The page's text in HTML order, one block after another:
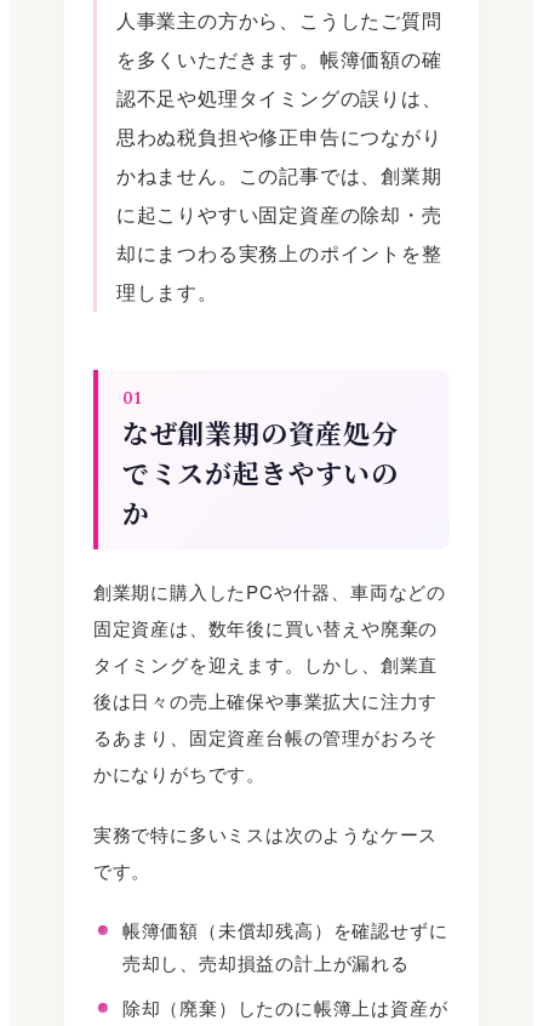
人事業主の方から、こうしたご質問
を多くいただきます。帳簿価額の確
認不足や処理タイミングの誤りは、
思わぬ税負担や修正申告につながり
かねません。この記事では、創業期
に起こりやすい固定資産の除却・売
却にまつわる実務上のポイントを整
理します。
01
なぜ創業期の資産処分
でミスが起きやすいの
か
創業期に購入したPCや什器、車両などの
固定資産は、数年後に買い替えや廃棄の
タイミングを迎えます。しかし、創業直
後は日々の売上確保や事業拡大に注力す
るあまり、固定資産台帳の管理がおろそ
かになりがちです。
実務で特に多いミスは次のようなケース
です。
帳簿価額（未償却残高）を確認せずに
売却し、売却損益の計上が漏れる
除却（廃棄）したのに帳簿上は資産が